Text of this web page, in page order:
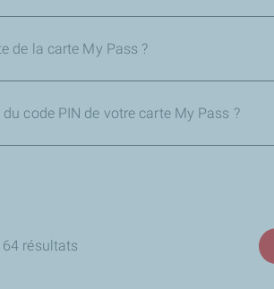
de la carte My Pass ?
du code PIN de votre carte My Pass ?
résultats